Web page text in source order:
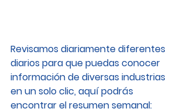
Revisamos diariamente diferentes
diarios para que puedas conocer
información de diversas industrias
en un solo clic, aquí podrás
encontrar el resumen semanal: